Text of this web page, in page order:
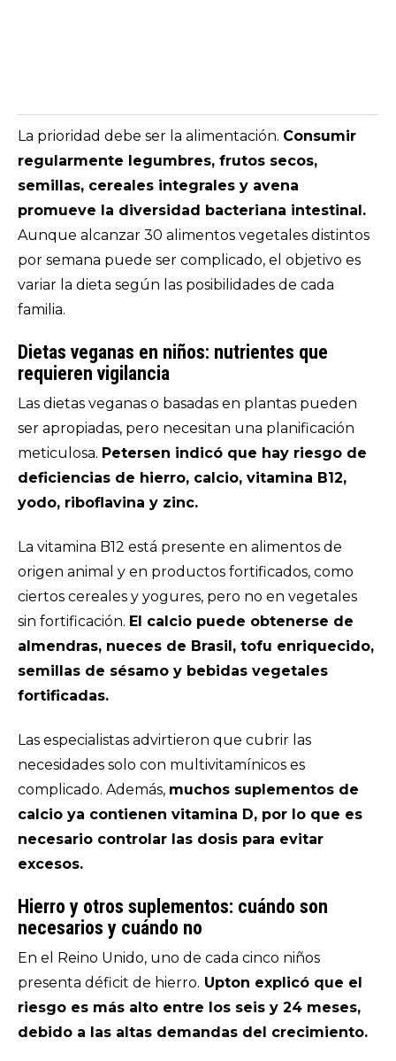
La prioridad debe ser la alimentación. Consumir
regularmente legumbres, frutos secos,
semillas, cereales integrales y avena
promueve la diversidad bacteriana intestinal.
Aunque alcanzar 30 alimentos vegetales distintos
por semana puede ser complicado, el objetivo es
variar la dieta según las posibilidades de cada
familia.
Dietas veganas en niños: nutrientes que
requieren vigilancia
Las dietas veganas o basadas en plantas pueden
ser apropiadas, pero necesitan una planificación
meticulosa. Petersen indicó que hay riesgo de
deficiencias de hierro, calcio, vitamina B12,
yodo, riboflavina y zinc.
La vitamina B12 está presente en alimentos de
origen animal y en productos fortificados, como
ciertos cereales y yogures, pero no en vegetales
sin fortificación. El calcio puede obtenerse de
almendras, nueces de Brasil, tofu enriquecido,
semillas de sésamo y bebidas vegetales
fortificadas.
Las especialistas advirtieron que cubrir las
necesidades solo con multivitamínicos es
complicado. Además, muchos suplementos de
calcio ya contienen vitamina D, por lo que es
necesario controlar las dosis para evitar
excesos.
Hierro y otros suplementos: cuándo son
necesarios y cuándo no
En el Reino Unido, uno de cada cinco niños
presenta déficit de hierro. Upton explicó que el
riesgo es más alto entre los seis y 24 meses,
debido a las altas demandas del crecimiento.